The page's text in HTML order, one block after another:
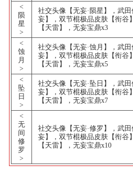
<
陨
星
>
社交头像【无妄·陨星】，武
妄】，双节棍极品皮肤【衔谷
【天雷】，无妄宝鼎x3
<
蚀
月
>
社交头像【无妄·蚀月】，武
妄】，双节棍极品皮肤【衔谷
【天雷】，无妄宝鼎x5
<
坠
日
>
社交头像【无妄·坠日】，武
妄】，双节棍极品皮肤【衔谷
【天雷】，无妄宝鼎x7
<
无
间
修
罗
>
社交头像【无妄·修罗】，武
妄】，双节棍极品皮肤【衔谷
【天雷】，无妄宝鼎x10